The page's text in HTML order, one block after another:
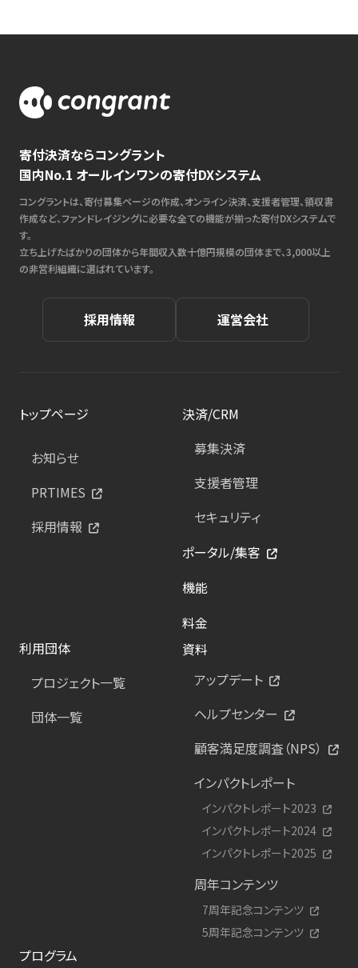
寄付決済ならコングラント
国内No.1 オールインワンの寄付DXシステム
コングラントは、寄付募集ページの作成、オンライン決済、支援者管理、領収書
作成など、ファンドレイジングに必要な全ての機能が揃った寄付DXシステムで
す。
立ち上げたばかりの団体から年間収入数十億円規模の団体まで、3,000以上
の非営利組織に選ばれています。
採用情報 運営会社
トップページ
お知らせ
PRTIMES
採用情報
決済/CRM
募集決済
支援者管理
セキュリティ
ポータル/集客
機能
料金
利用団体
プロジェクト一覧
団体一覧
資料
アップデート
ヘルプセンター
顧客満足度調査（NPS）
インパクトレポート
インパクトレポート2023
インパクトレポート2024
インパクトレポート2025
周年コンテンツ
7周年記念コンテンツ
5周年記念コンテンツ
プログラム